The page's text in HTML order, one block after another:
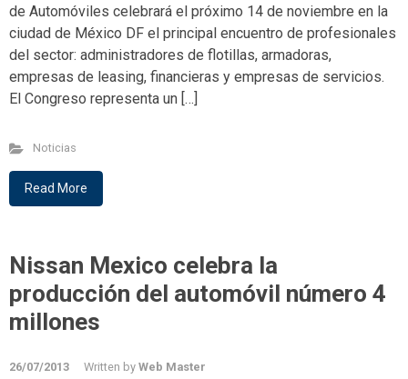
de Automóviles celebrará el próximo 14 de noviembre en la
ciudad de México DF el principal encuentro de profesionales
del sector: administradores de flotillas, armadoras,
empresas de leasing, financieras y empresas de servicios.
El Congreso representa un […]
Noticias
Read More
Nissan Mexico celebra la
producción del automóvil número 4
millones
26/07/2013 Written by Web Master